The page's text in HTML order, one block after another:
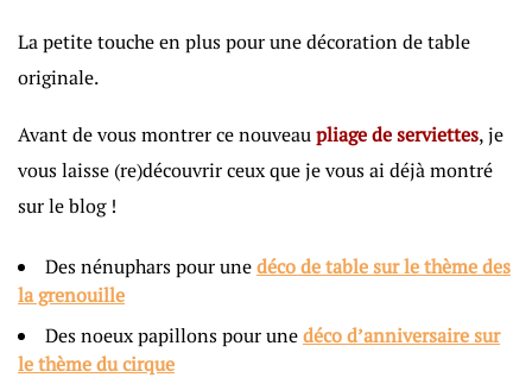
La petite touche en plus pour une décoration de table
originale.
Avant de vous montrer ce nouveaupliage de serviettes, je
vous laisse (re)découvrir ceux que je vous ai déjà montré
sur le blog !
Des nénuphars pour unedéco de table sur le thème des
la grenouille
Des noeux papillons pour unedéco d’anniversaire sur
le thème du cirque